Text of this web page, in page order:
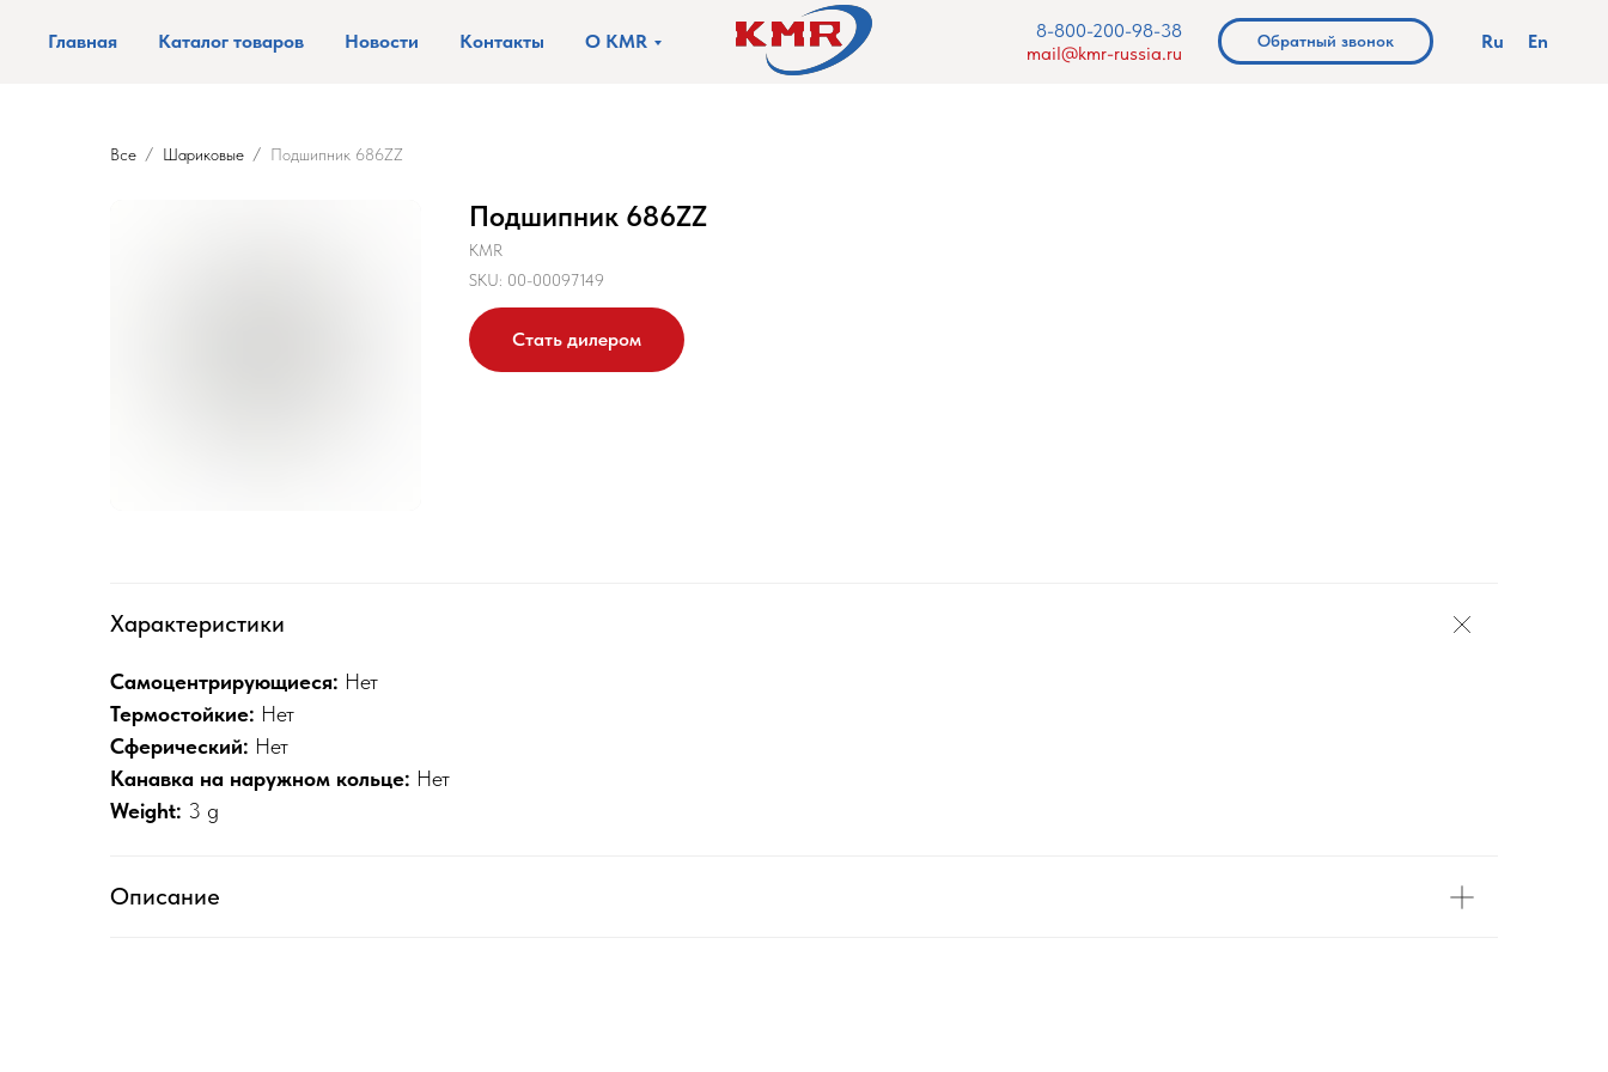
Главная Каталог товаров Новости Контакты О KMR
8-800-200-98-38
mail@kmr-russia.ru
Обратный звонок Ru En
Все Шариковые Подшипник 686ZZ
Подшипник 686ZZ
KMR
SKU: 00-00097149
Стать дилером
Характеристики
Самоцентрирующиеся: Нет
Термостойкие: Нет
Сферический: Нет
Канавка на наружном кольце: Нет
Weight: 3 g
Описание